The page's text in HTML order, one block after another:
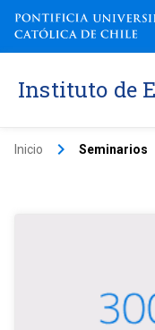
Instituto de
Inicio keyboard_arrow_right Seminarios